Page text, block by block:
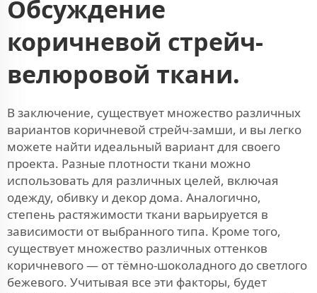
Обсуждение
коричневой стрейч-
велюровой ткани.
В заключение, существует множество различных
вариантов коричневой стрейч-замши, и вы легко
можете найти идеальный вариант для своего
проекта. Разные плотности ткани можно
использовать для различных целей, включая
одежду, обивку и декор дома. Аналогично,
степень растяжимости ткани варьируется в
зависимости от выбранного типа. Кроме того,
существует множество различных оттенков
коричневого — от тёмно-шоколадного до светлого
бежевого. Учитывая все эти факторы, будет